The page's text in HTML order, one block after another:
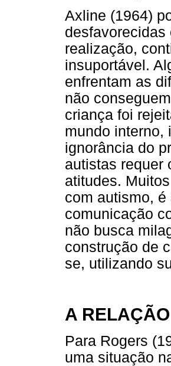
Axline (1964)
desfavorecidas
realização,
insuportável.
enfrentam as
não
criança foi
mundo interno,
ignorância do
autistas requer
atitudes.
com autismo,
comunicação
não busca
construção de
se, utilizando
A
Para Rogers
uma situação